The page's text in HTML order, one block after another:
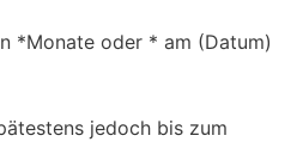
*Monate oder * am (Datum)
jedoch bis zum